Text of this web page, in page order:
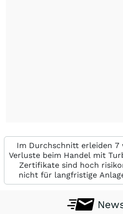
Im Durchschnitt erleiden 7
Verluste beim Handel mit
Zertifikate sind hoch
nicht für langfristige